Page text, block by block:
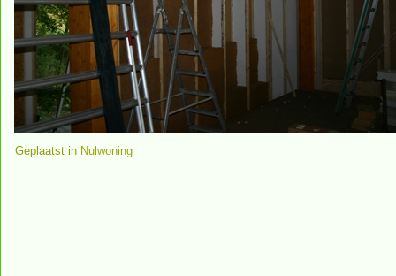
Geplaatst in Nulwoning